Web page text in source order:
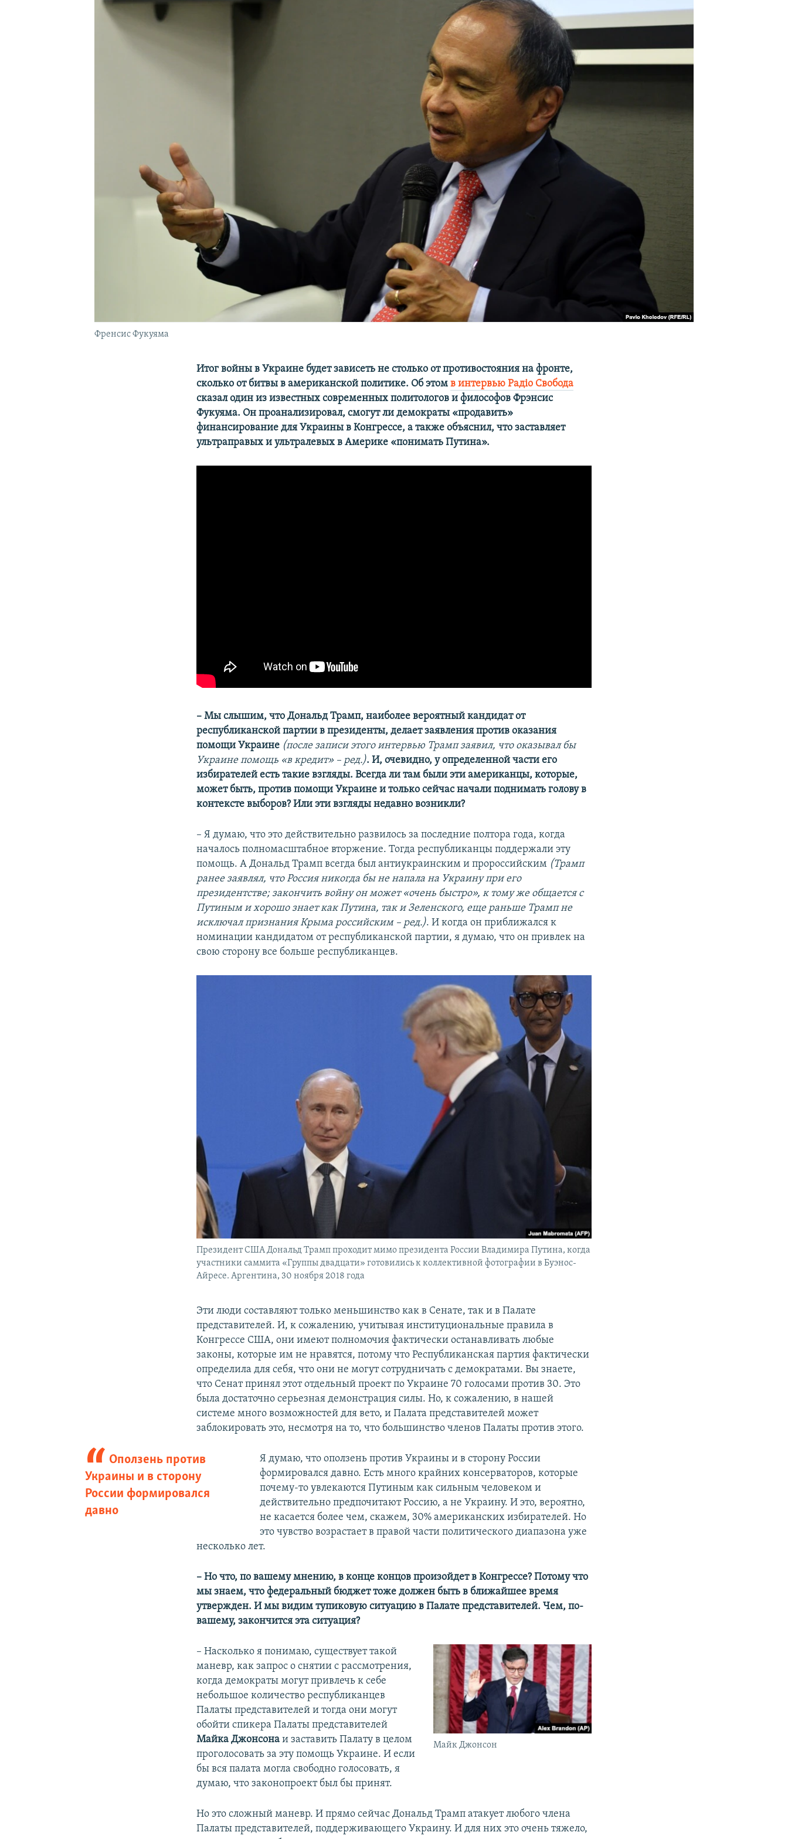
Френсис Фукуяма
Итог войны в Украине будет зависеть не столько от противостояния на фронте,
сколько от битвы в американской политике. Об этомв интервью Радіо Свобода
сказал один из известных современных политологов и философов Фрэнсис
Фукуяма. Он проанализировал, смогут ли демократы «продавить»
финансирование для Украины в Конгрессе, а также объяснил, что заставляет
ультраправых и ультралевых в Америке «понимать Путина».
– Мы слышим, что Дональд Трамп, наиболее вероятный кандидат от
республиканской партии в президенты, делает заявления против оказания
помощи Украине (после записи этого интервью Трамп заявил, что оказывал бы
Украине помощь «в кредит» – ред.). И, очевидно, у определенной части его
избирателей есть такие взгляды. Всегда ли там были эти американцы, которые,
может быть, против помощи Украине и только сейчас начали поднимать голову в
контексте выборов? Или эти взгляды недавно возникли?
– Я думаю, что это действительно развилось за последние полтора года, когда
началось полномасштабное вторжение. Тогда республиканцы поддержали эту
помощь. А Дональд Трамп всегда был антиукраинским и пророссийским (Трамп
ранее заявлял, что Россия никогда бы не напала на Украину при его
президентстве; закончить войну он может «очень быстро», к тому же общается с
Путиным и хорошо знает как Путина, так и Зеленского, еще раньше Трамп не
исключал признания Крыма российским – ред.). И когда он приближался к
номинации кандидатом от республиканской партии, я думаю, что он привлек на
свою сторону все больше республиканцев.
Президент США Дональд Трамп проходит мимо президента России Владимира Путина, когда
участники саммита «Группы двадцати» готовились к коллективной фотографии в Буэнос-
Айресе. Аргентина, 30 ноября 2018 года
Эти люди составляют только меньшинство как в Сенате, так и в Палате
представителей. И, к сожалению, учитывая институциональные правила в
Конгрессе США, они имеют полномочия фактически останавливать любые
законы, которые им не нравятся, потому что Республиканская партия фактически
определила для себя, что они не могут сотрудничать с демократами. Вы знаете,
что Сенат принял этот отдельный проект по Украине 70 голосами против 30. Это
была достаточно серьезная демонстрация силы. Но, к сожалению, в нашей
системе много возможностей для вето, и Палата представителей может
заблокировать это, несмотря на то, что большинство членов Палаты против этого.
Оползень против
Украины и в сторону
России формировался
давно
Я думаю, что оползень против Украины и в сторону России
формировался давно. Есть много крайних консерваторов, которые
почему-то увлекаются Путиным как сильным человеком и
действительно предпочитают Россию, а не Украину. И это, вероятно,
не касается более чем, скажем, 30% американских избирателей. Но
это чувство возрастает в правой части политического диапазона уже
несколько лет.
– Но что, по вашему мнению, в конце концов произойдет в Конгрессе? Потому что
мы знаем, что федеральный бюджет тоже должен быть в ближайшее время
утвержден. И мы видим тупиковую ситуацию в Палате представителей. Чем, по-
вашему, закончится эта ситуация?
Майк Джонсон
– Насколько я понимаю, существует такой
маневр, как запрос о снятии с рассмотрения,
когда демократы могут привлечь к себе
небольшое количество республиканцев
Палаты представителей и тогда они могут
обойти спикера Палаты представителей
Майка Джонсонаи заставить Палату в целом
проголосовать за эту помощь Украине. И если
бы вся палата могла свободно голосовать, я
думаю, что законопроект был бы принят.
Но это сложный маневр. И прямо сейчас Дональд Трамп атакует любого члена
Палаты представителей, поддерживающего Украину. И для них это очень тяжело,